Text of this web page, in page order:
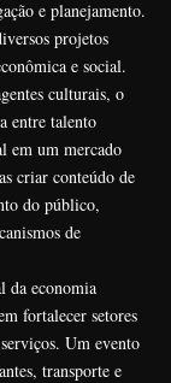
e planejamento.
projetos
e social.
culturais, o
entre talento
em um mercado
criar conteúdo de
do público,
de
da economia
fortalecer setores
Um evento
transporte e